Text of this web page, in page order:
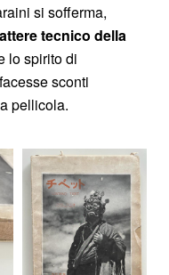
si sofferma,
tecnico della
lo spirito di
sconti
pellicola.